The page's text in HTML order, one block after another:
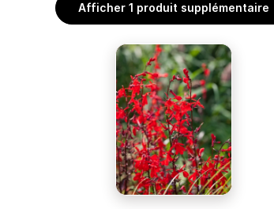
Afficher 1 produit supplémentaire